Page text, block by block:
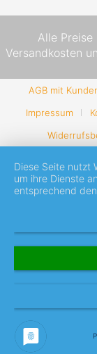
Alle
Versandkosten
AGB mit
Impressum
Diese Seite nutzt
um ihre Dienste
entsprechend